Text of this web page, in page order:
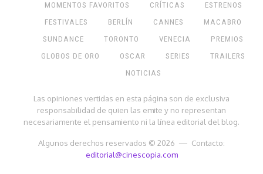
MOMENTOS FAVORITOS
CRÍTICAS
ESTRENOS
FESTIVALES
BERLÍN CANNES
MACABRO
SUNDANCE
TORONTO VENECIA
PREMIOS
GLOBOS DE ORO
OSCAR SERIES
TRAILERS
NOTICIAS
Las opiniones vertidas en esta página son de exclusiva
responsabilidad de quien las emite y no representan
necesariamente el pensamiento ni la línea editorial del blog.
Algunos derechos reservados © 2026 — Contacto:
editorial@cinescopia.com